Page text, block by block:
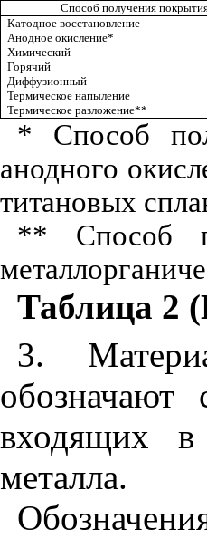
Способ получения
Катодное восстановление
Анодное окисление*
Химический
Горячий
Диффузионный
Термическое напыление
Термическое разложение**
* Способ
анодного
титановых
** Способ
Таблица 2
3.
входящих в
металла.